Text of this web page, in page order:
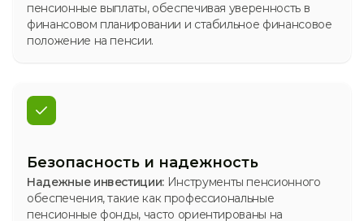
пенсионные выплаты, обеспечивая уверенность в
финансовом планировании и стабильное финансовое
положение на пенсии.
Безопасность и надежность
Надежные инвестиции: Инструменты пенсионного
обеспечения, такие как профессиональные
пенсионные фонды, часто ориентированы на